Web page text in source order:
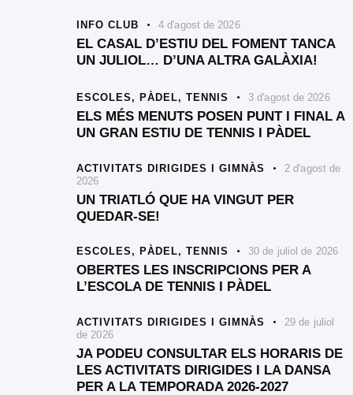
INFO CLUB 4 d'agost de 2026
EL CASAL D’ESTIU DEL FOMENT TANCA
UN JULIOL… D’UNA ALTRA GALÀXIA!
ESCOLES, PÀDEL, TENNIS 3 d'agost de 2026
ELS MÉS MENUTS POSEN PUNT I FINAL A
UN GRAN ESTIU DE TENNIS I PÀDEL
ACTIVITATS DIRIGIDES I GIMNÀS
2 d'agost de
2026
UN TRIATLÓ QUE HA VINGUT PER
QUEDAR-SE!
ESCOLES, PÀDEL, TENNIS 30 de juliol de 2026
OBERTES LES INSCRIPCIONS PER A
L’ESCOLA DE TENNIS I PÀDEL
ACTIVITATS DIRIGIDES I GIMNÀS
29 de juliol
de 2026
JA PODEU CONSULTAR ELS HORARIS DE
LES ACTIVITATS DIRIGIDES I LA DANSA
PER A LA TEMPORADA 2026-2027